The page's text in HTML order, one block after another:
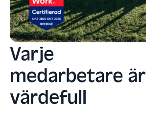
Varje
medarbetare är
värdefull